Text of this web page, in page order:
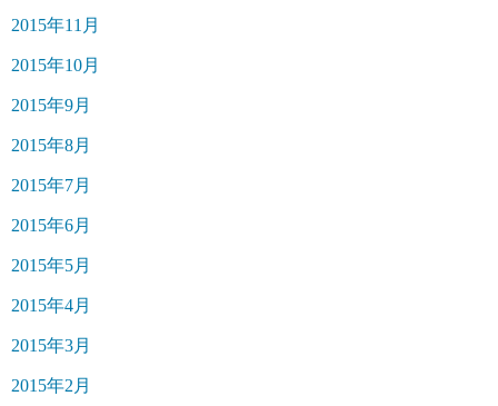
2015年11月
2015年10月
2015年9月
2015年8月
2015年7月
2015年6月
2015年5月
2015年4月
2015年3月
2015年2月